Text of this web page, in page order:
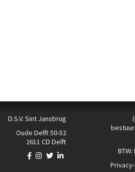
D.S.V. Sint Jansbrug
Oude Delft 50-52
2611 CD Delft